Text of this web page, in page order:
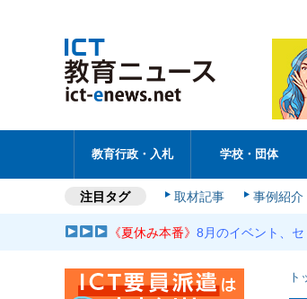
教育行政・入札 学校・団体
注目タグ 取材記事 事例紹介
《夏休み本番》8月のイベント、
ト